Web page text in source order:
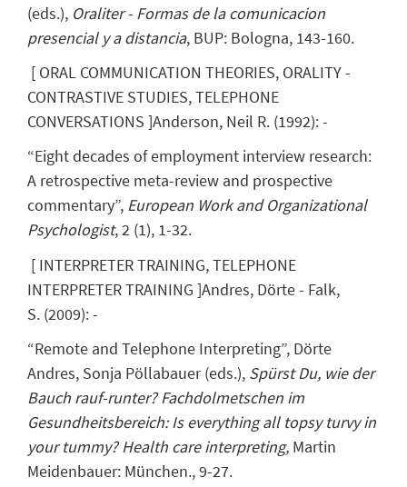
(eds.), Oraliter - Formas de la comunicacion
presencial y a distancia, BUP: Bologna, 143-160.
[ ORAL COMMUNICATION THEORIES, ORALITY -
CONTRASTIVE STUDIES, TELEPHONE
CONVERSATIONS ]Anderson, Neil R. (1992):-
“Eight decades of employment interview research:
A retrospective meta-review and prospective
commentary”, European Work and Organizational
Psychologist, 2 (1), 1-32.
[ INTERPRETER TRAINING, TELEPHONE
INTERPRETER TRAINING ]Andres, Dörte- Falk,
S. (2009):-
“Remote and Telephone Interpreting”, Dörte
Andres, Sonja Pöllabauer (eds.), Spürst Du, wie der
Bauch rauf-runter? Fachdolmetschen im
Gesundheitsbereich: Is everything all topsy turvy in
your tummy? Health care interpreting, Martin
Meidenbauer: München., 9-27.